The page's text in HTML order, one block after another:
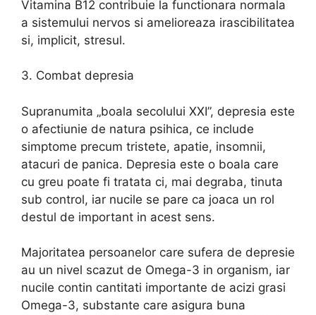
Vitamina B12 contribuie la functionara normala
a sistemului nervos si amelioreaza irascibilitatea
si, implicit, stresul.
3. Combat depresia
Supranumita „boala secolului XXI”, depresia este
o afectiunie de natura psihica, ce include
simptome precum tristete, apatie, insomnii,
atacuri de panica. Depresia este o boala care
cu greu poate fi tratata ci, mai degraba, tinuta
sub control, iar nucile se pare ca joaca un rol
destul de important in acest sens.
Majoritatea persoanelor care sufera de depresie
au un nivel scazut de Omega-3 in organism, iar
nucile contin cantitati importante de acizi grasi
Omega-3, substante care asigura buna